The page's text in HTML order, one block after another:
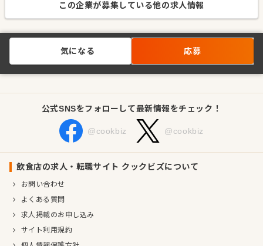
この企業が募集している他の求人情報
気になる 応募
公式SNSをフォローして最新情報をチェック！
@cookbiz @cookbiz
飲食店の求人・転職サイト クックビズについて
お問い合わせ
よくある質問
求人掲載のお申し込み
サイト利用規約